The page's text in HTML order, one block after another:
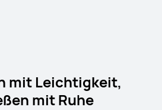
mit Leichtigkeit,
mit Ruhe